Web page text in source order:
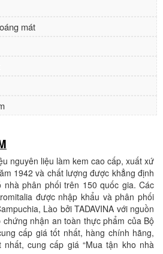
mát
nguyên liệu làm kem cao cấp, xuất xứ
1942 và chất lượng được khẳng định
phân phối trên 150 quốc gia. Các
được nhập khẩu và phân phối
Lào bởi TADAVINA với nguồn
nhận an toàn thực phẩm của Bộ
cấp giá tốt nhất, hàng chính hãng,
cung cấp giá “Mua tận kho nhà